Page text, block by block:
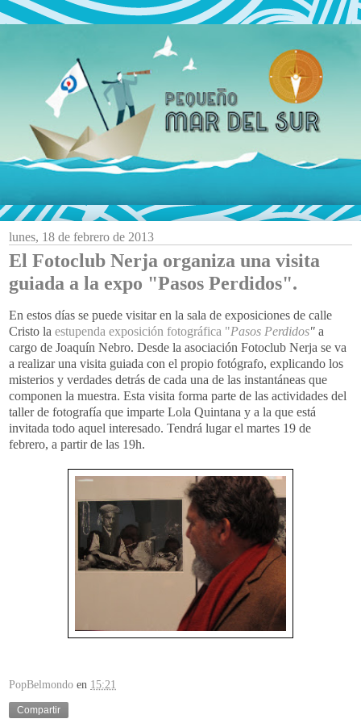
lunes, 18 de febrero de 2013
El Fotoclub Nerja organiza una visita
guiada a la expo "Pasos Perdidos".
En estos días se puede visitar en la sala de exposiciones de calle
Cristo la estupenda exposición fotográfica "Pasos Perdidos" a
cargo de Joaquín Nebro. Desde la asociación Fotoclub Nerja se va
a realizar una visita guiada con el propio fotógrafo, explicando los
misterios y verdades detrás de cada una de las instantáneas que
componen la muestra. Esta visita forma parte de las actividades del
taller de fotografía que imparte Lola Quintana y a la que está
invitada todo aquel interesado. Tendrá lugar el martes 19 de
febrero, a partir de las 19h.
PopBelmondo en 15:21
Compartir